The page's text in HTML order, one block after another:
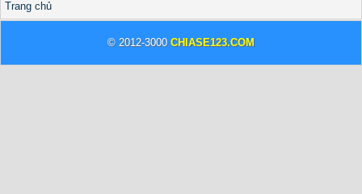
Trang chủ
© 2012-3000 CHIASE123.COM